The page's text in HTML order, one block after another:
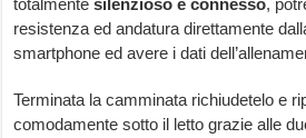
totalmentesilenzioso e connesso,
resistenza ed andatura direttamente
smartphone ed avere i dati
Terminata la camminata richiudetelo e
comodamente sotto il letto grazie alle